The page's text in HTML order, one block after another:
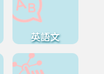
英語文